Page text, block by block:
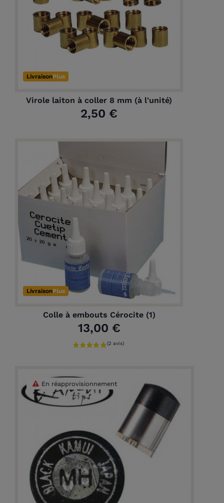
LivraisonPlus
Virole laiton à coller 8 mm (à l'unité)
2,50 €
LivraisonPlus
Colle à embouts Cérocite (1)
13,00 €
En réapprovisionnement